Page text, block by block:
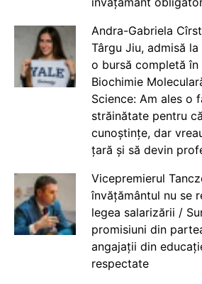
Andra-Gabriela
Târgu Jiu, admisă
o bursă completă în
Biochimie
Science: Am ales o
străinătate pentru
cunoștințe, dar
țară și să devin
Vicepremierul
învățământul nu se
legea salarizării /
promisiuni din
angajații din
respectate